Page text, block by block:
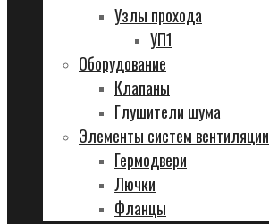
Узлы прохода
УП1
Оборудование
Клапаны
Глушители шума
Элементы систем вентиляции
Гермодвери
Лючки
Фланцы